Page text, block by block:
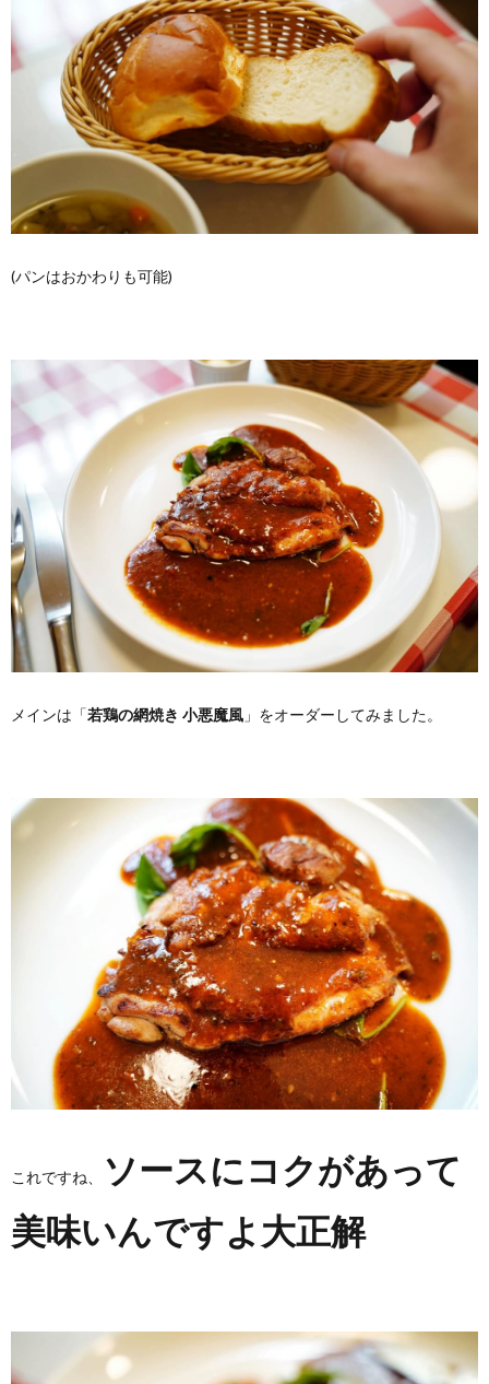
(パンはおかわりも可能)
メインは「若鶏の網焼き 小悪魔風 」をオーダーしてみました。
これですね、
ソースにコクがあって
美味いんですよ大正解